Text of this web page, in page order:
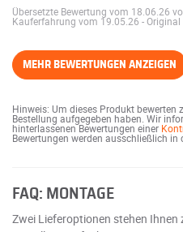
Übersetzte Bewertung vom 18.06.26
Kauferfahrung vom 19.05.26 -Original
MEHR BEWERTUNGEN ANZEIGEN
Hinweis: Um dieses Produkt bewerten
Bestellung aufgegeben haben. Wir
hinterlassenen Bewertungen einer
Bewertungen werden ausschließlich
FAQ: MONTAGE
Zwei Lieferoptionen stehen Ihnen